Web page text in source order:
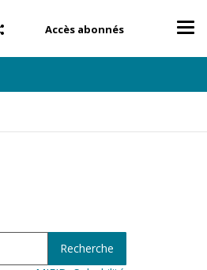
Accès abonnés